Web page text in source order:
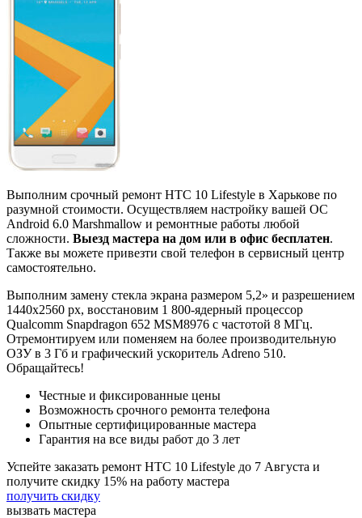
Выполним срочный ремонт HTC 10 Lifestyle в Харькове по
разумной стоимости. Осуществляем настройку вашей ОС
Android 6.0 Marshmallow и ремонтные работы любой
сложности. Выезд мастера на дом или в офис бесплатен.
Также вы можете привезти свой телефон в сервисный центр
самостоятельно.
Выполним замену стекла экрана размером 5,2» и разрешением
1440x2560 px, восстановим 1 800-ядерный процессор
Qualcomm Snapdragon 652 MSM8976 с частотой 8 МГц.
Отремонтируем или поменяем на более производительную
ОЗУ в 3 Гб и графический ускоритель Adreno 510.
Обращайтесь!
Честные и фиксированные цены
Возможность срочного ремонта телефона
Опытные сертифицированные мастера
Гарантия на все виды работ до 3 лет
Успейте заказать ремонт HTC 10 Lifestyle до 7 Августа и
получите скидку 15% на работу мастера
получить скидку
вызвать мастера